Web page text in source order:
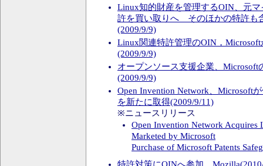
Linux知的財産を管理するOIN、元
許を買い取りへ そのほかの特許も
(2009/9/9)
Linux関連特許管理のOIN，
(2009/9/9)
オープンソース支援企業、Microsoft
(2009/9/9)
Open Invention Network、Microsoft
を新たに取得(2009/9/11)
※ニュースリリース
Open Invention Network Acquires
Marketed by Microsoft
Purchase of Microsoft Patents